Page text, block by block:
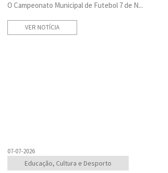
O Campeonato Municipal de Futebol 7 de N...
VER NOTÍCIA
07-07-2026
Educação, Cultura e Desporto